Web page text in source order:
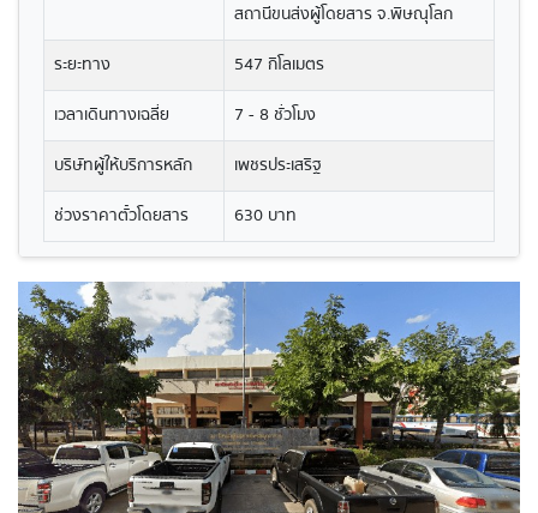
สถานีขนส่งผู้โดยสาร จ.พิษณุโลก
ระยะทาง
547 กิโลเมตร
เวลาเดินทางเฉลี่ย
7 - 8 ชั่วโมง
บริษัทผู้ให้บริการหลัก
เพชรประเสริฐ
ช่วงราคาตั๋วโดยสาร
630 บาท